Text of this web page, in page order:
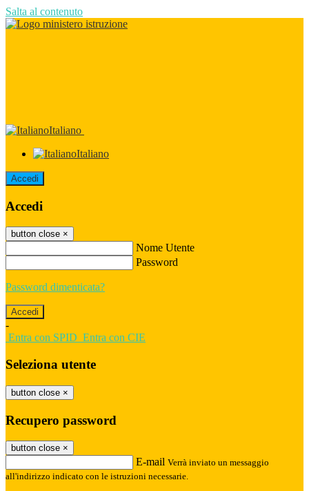
Salta al contenuto
Italiano
Italiano
Accedi
Accedi
button close ×
Nome Utente
Password
Password dimenticata?
-
Entra con SPID Entra con CIE
Seleziona utente
button close ×
Recupero password
button close ×
E-mail Verrà inviato un messaggio
all'indirizzo indicato con le istruzioni necessarie.